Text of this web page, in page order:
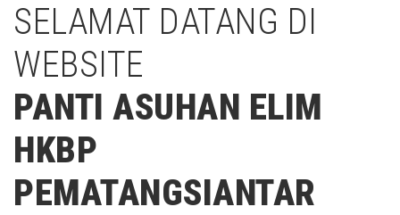
SELAMAT DATANG DI
WEBSITE
PANTI ASUHAN ELIM
HKBP
PEMATANGSIANTAR